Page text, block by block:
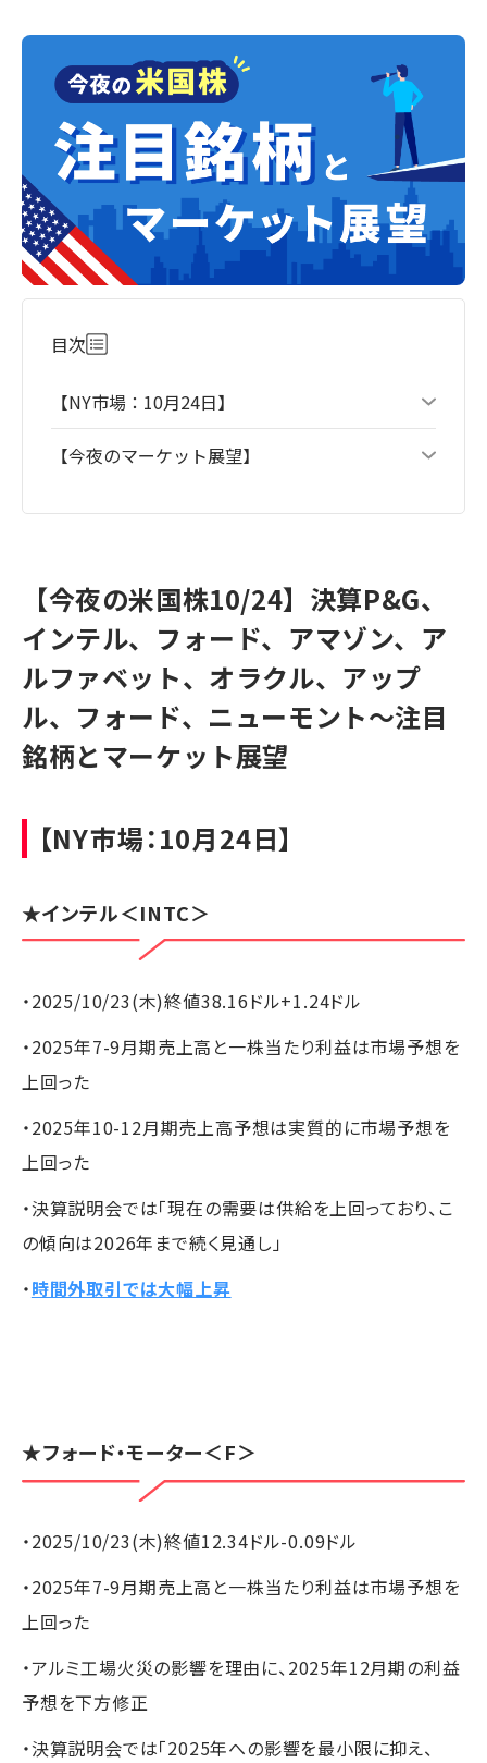
目次
【NY市場：10月24日】
【今夜のマーケット展望】
【今夜の米国株10/24】決算P&G、
インテル、フォード、アマゾン、ア
ルファベット、オラクル、アップ
ル、フォード、ニューモント～注目
銘柄とマーケット展望
【NY市場：10月24日】
★インテル＜INTC＞
・2025/10/23(木)終値38.16ドル+1.24ドル
・2025年7-9月期売上高と一株当たり利益は市場予想を
上回った
・2025年10-12月期売上高予想は実質的に市場予想を
上回った
・決算説明会では「現在の需要は供給を上回っており、こ
の傾向は2026年まで続く見通し」
・時間外取引では大幅上昇
★フォード・モーター＜F＞
・2025/10/23(木)終値12.34ドル-0.09ドル
・2025年7-9月期売上高と一株当たり利益は市場予想を
上回った
・アルミ工場火災の影響を理由に、2025年12月期の利益
予想を下方修正
・決算説明会では「2025年への影響を最小限に抑え、